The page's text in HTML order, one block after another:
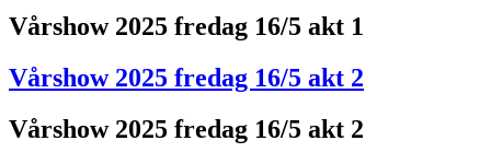
Vårshow 2025 fredag 16/5 akt 1
Vårshow 2025 fredag 16/5 akt 2
Vårshow 2025 fredag 16/5 akt 2